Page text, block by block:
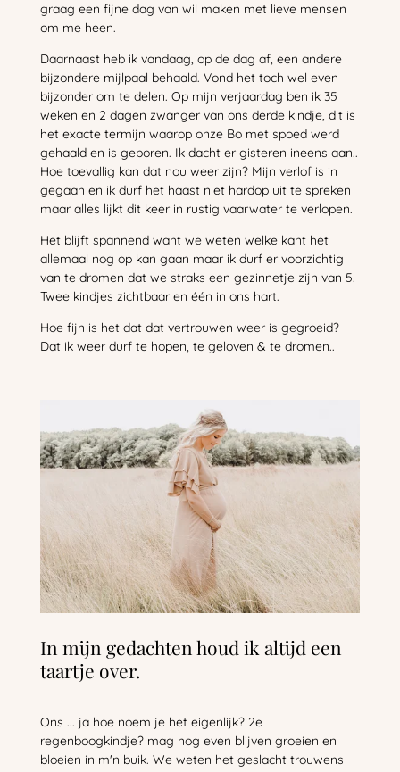
graag een fijne dag van wil maken met lieve mensen
om me heen.
Daarnaast heb ik vandaag, op de dag af, een andere
bijzondere mijlpaal behaald. Vond het toch wel even
bijzonder om te delen. Op mijn verjaardag ben ik 35
weken en 2 dagen zwanger van ons derde kindje, dit is
het exacte termijn waarop onze Bo met spoed werd
gehaald en is geboren. Ik dacht er gisteren ineens aan..
Hoe toevallig kan dat nou weer zijn? Mijn verlof is in
gegaan en ik durf het haast niet hardop uit te spreken
maar alles lijkt dit keer in rustig vaarwater te verlopen.
Het blijft spannend want we weten welke kant het
allemaal nog op kan gaan maar ik durf er voorzichtig
van te dromen dat we straks een gezinnetje zijn van 5.
Twee kindjes zichtbaar en één in ons hart.
Hoe fijn is het dat dat vertrouwen weer is gegroeid?
Dat ik weer durf te hopen, te geloven & te dromen..
In mijn gedachten houd ik altijd een
taartje over.
Ons ... ja hoe noem je het eigenlijk? 2e
regenboogkindje? mag nog even blijven groeien en
bloeien in m'n buik. We weten het geslacht trouwens